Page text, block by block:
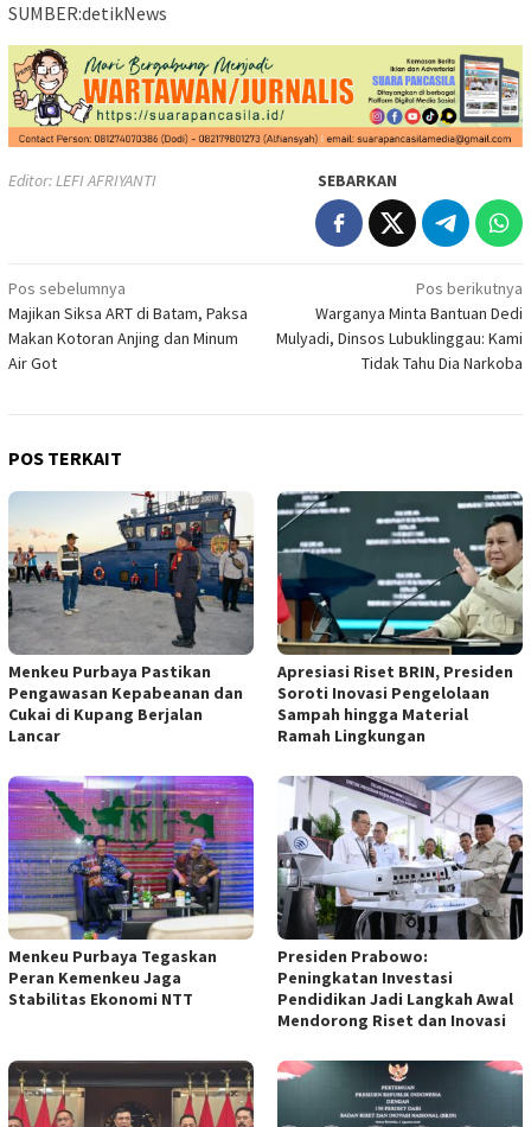
SUMBER:detikNews
Editor: LEFI AFRIYANTI SEBARKAN
Navigasi
pos
Pos sebelumnya
Majikan Siksa ART di Batam, Paksa
Makan Kotoran Anjing dan Minum
Air Got
Pos berikutnya
Warganya Minta Bantuan Dedi
Mulyadi, Dinsos Lubuklinggau: Kami
Tidak Tahu Dia Narkoba
POS TERKAIT
Menkeu Purbaya Pastikan
Pengawasan Kepabeanan dan
Cukai di Kupang Berjalan
Lancar
Apresiasi Riset BRIN, Presiden
Soroti Inovasi Pengelolaan
Sampah hingga Material
Ramah Lingkungan
Menkeu Purbaya Tegaskan
Peran Kemenkeu Jaga
Stabilitas Ekonomi NTT
Presiden Prabowo:
Peningkatan Investasi
Pendidikan Jadi Langkah Awal
Mendorong Riset dan Inovasi